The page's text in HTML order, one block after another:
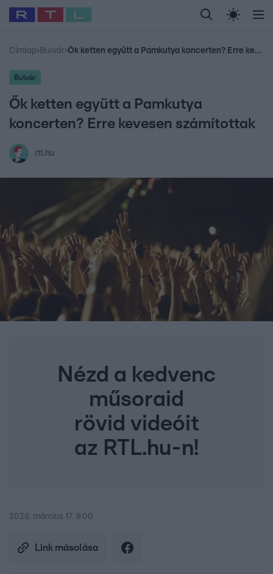
Legfrissebb RTL Híradó Randi Celeb vagyok,
Babits Marcella Most Wanted Gallusz
Címlap› Bulvár› Ők ketten együtt a Pamkutya koncerten? Erre kevesen számítottak
Bulvár
Ők ketten együtt a Pamkutya
koncerten? Erre kevesen számítottak
rtl.hu
Nézd a kedvenc
műsoraid
rövid videóit
az RTL.hu-n!
2026. március 17. 9:00
Link másolása